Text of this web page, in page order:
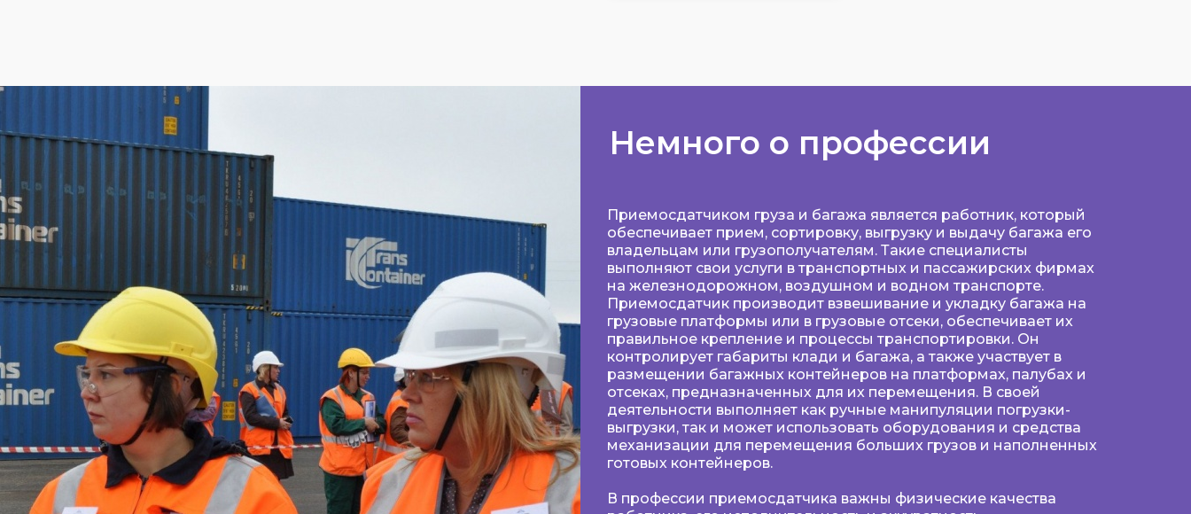
Немного о профессии
Приемосдатчиком груза и багажа является работник, который
обеспечивает прием, сортировку, выгрузку и выдачу багажа его
владельцам или грузополучателям. Такие специалисты
выполняют свои услуги в транспортных и пассажирских фирмах
на железнодорожном, воздушном и водном транспорте.
Приемосдатчик производит взвешивание и укладку багажа на
грузовые платформы или в грузовые отсеки, обеспечивает их
правильное крепление и процессы транспортировки. Он
контролирует габариты клади и багажа, а также участвует в
размещении багажных контейнеров на платформах, палубах и
отсеках, предназначенных для их перемещения. В своей
деятельности выполняет как ручные манипуляции погрузки-
выгрузки, так и может использовать оборудования и средства
механизации для перемещения больших грузов и наполненных
готовых контейнеров.
В профессии приемосдатчика важны физические качества